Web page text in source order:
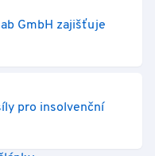
GmbH zajišťuje
pro insolvenční